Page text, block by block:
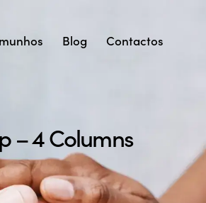
Blog Contactos
– 4 Columns